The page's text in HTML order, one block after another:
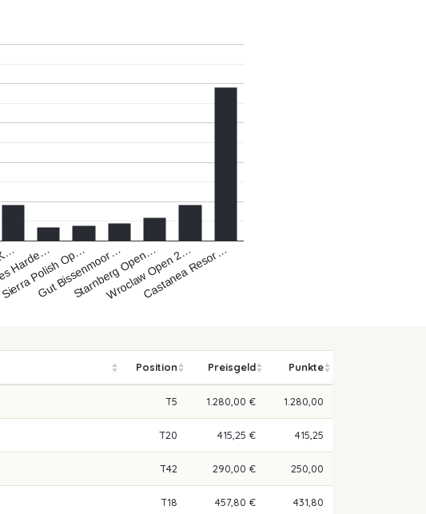
Harde…
Sierra Polish Op…
Gut Bissenmoor…
Starnberg Open…
Wroclaw Open 2…
Castanea Resor…
Position Preisgeld Punkte
T5 1.280,00 € 1.280,00
T20 415,25 € 415,25
T42 290,00 € 250,00
T18 457,80 € 431,80